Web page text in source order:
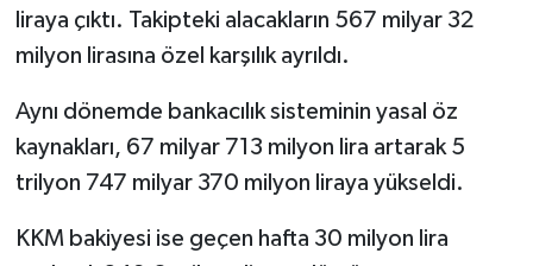
liraya çıktı. Takipteki alacakların 567 milyar 32
milyon lirasına özel karşılık ayrıldı.
Aynı dönemde bankacılık sisteminin yasal öz
kaynakları, 67 milyar 713 milyon lira artarak 5
trilyon 747 milyar 370 milyon liraya yükseldi.
KKM bakiyesi ise geçen hafta 30 milyon lira